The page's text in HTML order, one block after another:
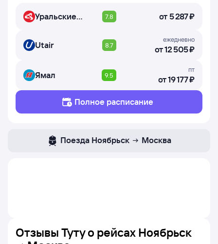
Уральские
7.8 от 5 ⁠287 ⁠₽
Utair 8.7
ежедневно
от12 ⁠505 ⁠₽
Ямал 9.5
пт
от19 ⁠177 ⁠₽
Полное расписание
Поезда Ноябрьск Москва
Отзывы Туту о рейсах Ноябрьск